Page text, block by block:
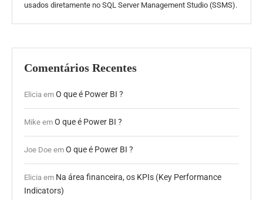
usados diretamente no SQL Server Management Studio (SSMS).
Comentários Recentes
Elicia em O que é Power BI ?
Mike em O que é Power BI ?
Joe Doe em O que é Power BI ?
Elicia em Na área financeira, os KPIs (Key Performance
Indicators)